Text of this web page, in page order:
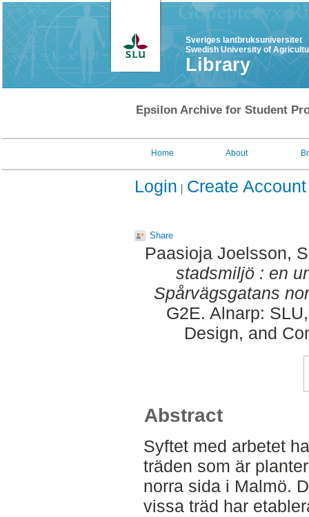
Sveriges lantbruksuniversitet
Swedish University of
Library
Epsilon Archive for Student
Home About
Login Create Account
Share
Paasioja Joelsson,
stadsmiljö : en
Spårvägsgatans
G2E. Alnarp:
Design, and
Abstract
Syftet med arbetet
träden som är
norra sida i Malmö.
vissa träd har